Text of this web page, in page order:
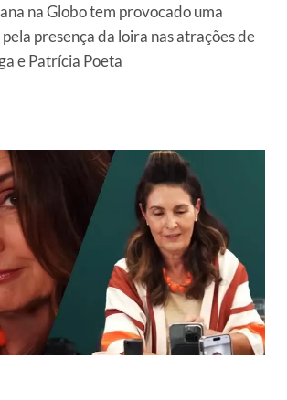
na Globo tem provocado uma
presença da loira nas atrações de
e Patrícia Poeta